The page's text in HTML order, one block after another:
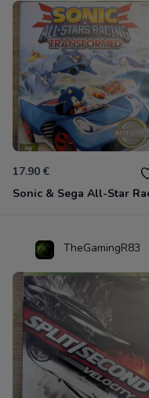
17.90 €
TheGamingR83